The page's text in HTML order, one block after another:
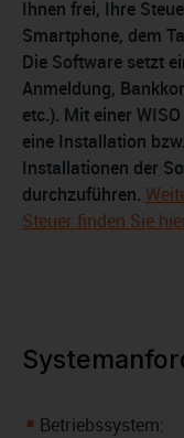
Ihnen frei, Ihre
Smartphone, dem
Die Software setzt
Anmeldung,
etc.). Mit einer
eine Installation
Installationen der
durchzuführen.
Steuer finden Sie
Betriebssystem: